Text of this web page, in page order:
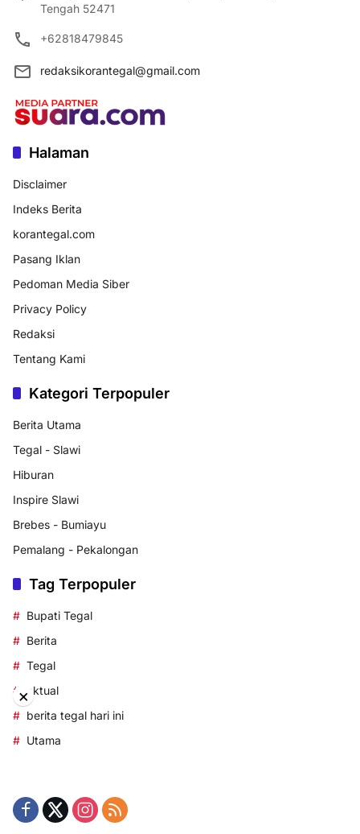
Tengah 52471
+62818479845
redaksikorantegal@gmail.com
Halaman
Disclaimer
Indeks Berita
korantegal.com
Pasang Iklan
Pedoman Media Siber
Privacy Policy
Redaksi
Tentang Kami
Kategori Terpopuler
Berita Utama
Tegal - Slawi
Hiburan
Inspire Slawi
Brebes - Bumiayu
Pemalang - Pekalongan
Tag Terpopuler
Bupati Tegal
Berita
Tegal
aktual
berita tegal hari ini
Utama
×